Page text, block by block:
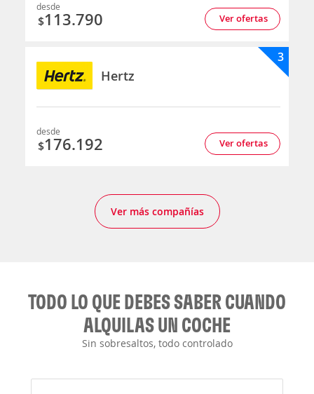
desde
$113.790 Ver ofertas
Hertz
3
desde
$176.192 Ver ofertas
Ver más compañías
TODO LO QUE DEBES SABER CUANDO
ALQUILAS UN COCHE
Sin sobresaltos, todo controlado